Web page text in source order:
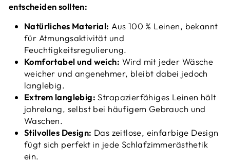
entscheiden sollten:
Natürliches Material: Aus 100 % Leinen, bekannt
für Atmungsaktivität und
Feuchtigkeitsregulierung.
Komfortabel und weich: Wird mit jeder Wäsche
weicher und angenehmer, bleibt dabei jedoch
langlebig.
Extrem langlebig: Strapazierfähiges Leinen hält
jahrelang, selbst bei häufigem Gebrauch und
Waschen.
Stilvolles Design: Das zeitlose, einfarbige Design
fügt sich perfekt in jede Schlafzimmerästhetik
ein.